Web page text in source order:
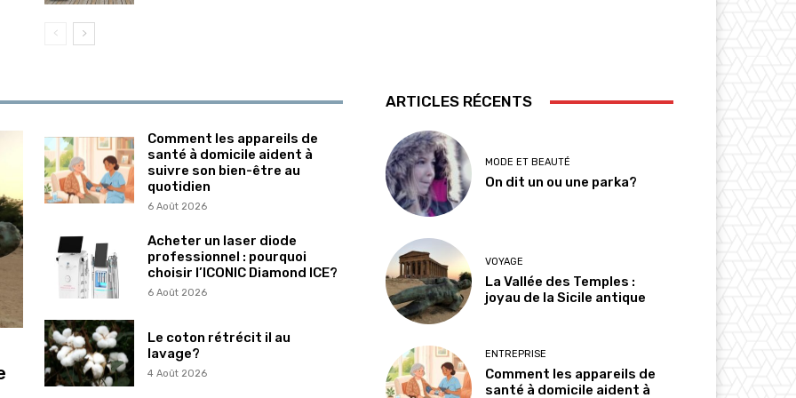
Comment les appareils de
santé à domicile aident à
suivre son bien-être au
quotidien
6 Août 2026
Acheter un laser diode
professionnel : pourquoi
choisir l’ICONIC Diamond ICE?
6 Août 2026
Le coton rétrécit il au
lavage?
4 Août 2026
ARTICLES RÉCENTS
MODE ET BEAUTÉ
On dit un ou une parka?
VOYAGE
La Vallée des Temples :
joyau de la Sicile antique
ENTREPRISE
Comment les appareils de
santé à domicile aident à